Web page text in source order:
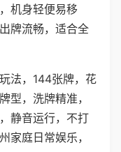
机身轻便易移
牌流畅，适合全
法，144张牌，花
型，洗牌精准，
静音运行，不打
家庭日常娱乐，